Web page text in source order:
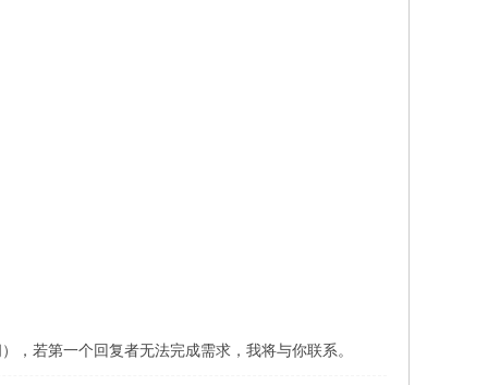
，若第一个回复者无法完成需求，我将与你联系。